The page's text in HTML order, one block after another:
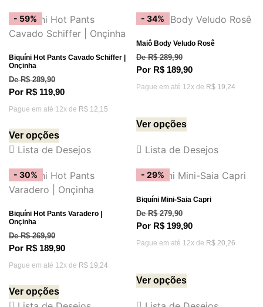
- 59%
Biquíni Hot Pants Cavado Schiffer |
Onçinha
DeR$289,90
Por R$ 119,90
Pague em até 12x de R$ 12,15
Ver opções
Lista de Desejos
- 34%
Maiô Body Veludo Rosê
DeR$289,90
Por R$189,90
Pague em até 12x de R$19,24
Ver opções
Lista de Desejos
- 30%
Biquíni Hot Pants Varadero |
Onçinha
DeR$269,90
Por R$ 189,90
Pague em até 12x de R$ 19,24
Ver opções
- 29%
Biquíni Mini-Saia Capri
DeR$279,90
Por R$199,90
Pague em até 12x de R$20,26
Ver opções